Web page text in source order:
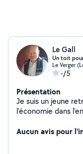
Le Gall
Un toit
Le Verger
-/5
Présentation
Je suis un jeune
l'économie dans
demandeurs
Aucun avis pour